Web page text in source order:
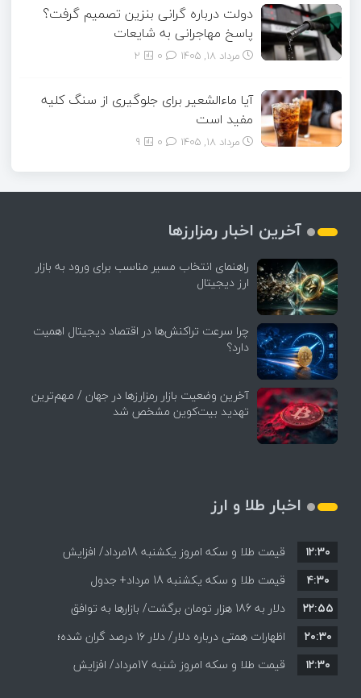
دولت درباره گرانی بنزین تصمیم گرفت؟
پاسخ مهاجرانی به شایعات
مرداد ۱۸, ۱۴۰۵ 2
آیا ماءالشعیر برای جلوگیری از سنگ کلیه
مفید است
مرداد ۱۸, ۱۴۰۵ 9
آخرین اخبار رمزارزها
راهنمای انتخاب مسیر مناسب برای ورود به بازار
ارز دیجیتال
چرا سرعت تراکنش‌ها در اقتصاد دیجیتال اهمیت
دارد؟
آخرین وضعیت بازار رمزارزها در جهان / مهم‌ترین
تهدید بیت‌کوین مشخص شد
اخبار طلا و ارز
قیمت طلا و سکه امروز یکشنبه 18مرداد/ افزایش
قیمت ها + جدول و جزئیات
۱۲:۳۰
قیمت طلا و سکه یکشنبه 18 مرداد+ جدول
۴:۳۰
دلار به 186 هزار تومان برگشت/ بازارها به توافق
احتمالی هرمز چه واکنشی نشان دادند؟
۲۲:۵۵
اظهارات همتی درباره دلار/ دلار ۱۶ درصد گران شده؛
این افزایش طبیعی است
۲۰:۳۰
قیمت طلا و سکه امروز شنبه 17مرداد/ افزایش
۱۲:۳۰